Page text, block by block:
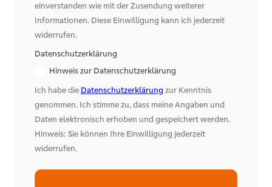
einverstanden wie mit der Zusendung weiterer
Informationen. Diese Einwilligung kann ich jederzeit
widerrufen.
Datenschutzerklärung
Hinweis zur Datenschutzerklärung
Ich habe die Datenschutzerklärungzur Kenntnis
genommen. Ich stimme zu, dass meine Angaben und
Daten elektronisch erhoben und gespeichert werden.
Hinweis: Sie können Ihre Einwilligung jederzeit
widerrufen.